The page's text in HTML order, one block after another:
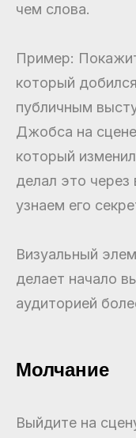
чем слова.
Пример:
который
публичным
Джобса на
который
делал это
узнаем его
Визуальный
делает начало
аудиторией
Молчание
Выйдите на